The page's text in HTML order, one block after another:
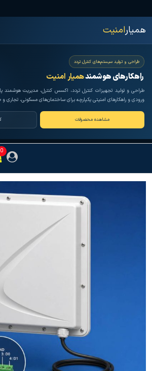
to
the
content
همیار امنیت
همیارامنیت
طراحی و تولید سیستم‌های کنترل تردد
راهکارهای هوشمندهمیار امنیت
طراحی و تولید تجهیزات کنترل تردد، اکسس کنترل، مدیریت هوشمند
ورودی و راهکارهای امنیتی یکپارچه برای ساختمان‌های مسکونی، تجاری
مشاهده محصولات
0